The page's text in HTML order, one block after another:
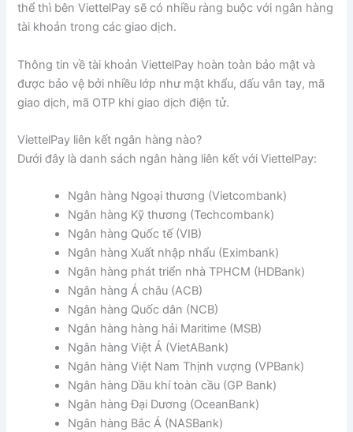
thể thì bên ViettelPay sẽ có nhiều ràng buộc với ngân hàng
tài khoản trong các giao dịch.
Thông tin về tài khoản ViettelPay hoàn toàn bảo mật và
được bảo vệ bởi nhiều lớp như mật khẩu, dấu vân tay, mã
giao dịch, mã OTP khi giao dịch điện tử.
ViettelPay liên kết ngân hàng nào?
Dưới đây là danh sách ngân hàng liên kết với ViettelPay:
Ngân hàng Ngoại thương (Vietcombank)
Ngân hàng Kỹ thương (Techcombank)
Ngân hàng Quốc tế (VIB)
Ngân hàng Xuất nhập nhẩu (Eximbank)
Ngân hàng phát triển nhà TPHCM (HDBank)
Ngân hàng Á châu (ACB)
Ngân hàng Quốc dân (NCB)
Ngân hàng hàng hải Maritime (MSB)
Ngân hàng Việt Á (VietABank)
Ngân hàng Việt Nam Thịnh vượng (VPBank)
Ngân hàng Dầu khí toàn cầu (GP Bank)
Ngân hàng Đại Dương (OceanBank)
Ngân hàng Bắc Á (NASBank)